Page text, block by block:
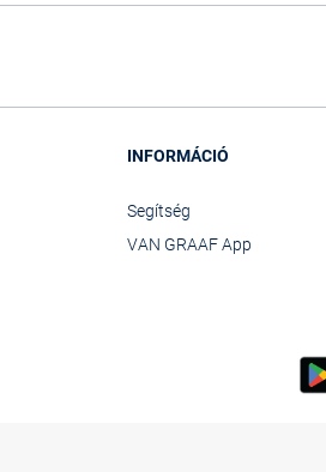
INFORMÁCIÓ
Segítség
VAN GRAAF App